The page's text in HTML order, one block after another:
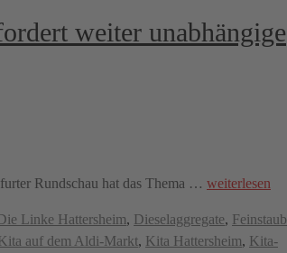
weiter unabhängige
Rundschau hat das Thema … weiterlesen
Linke Hattersheim, Dieselaggregate, Feinstaub
auf dem Aldi-Markt, Kita Hattersheim, Kita-